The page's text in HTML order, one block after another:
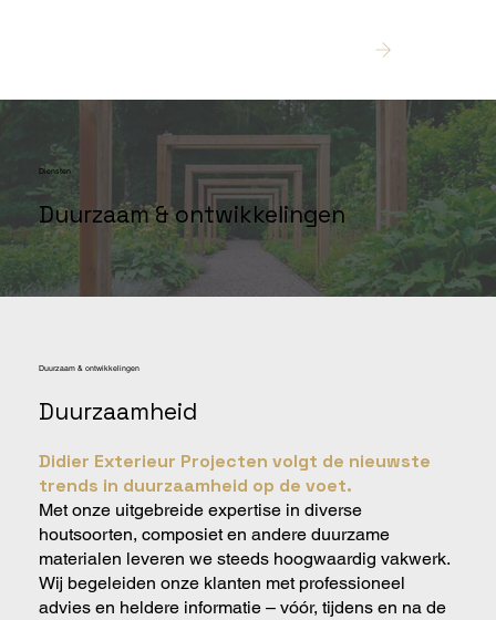
Diensten
Duurzaam & ontwikkelingen
Duurzaam & ontwikkelingen
Duurzaamheid
Didier Exterieur Projecten volgt de nieuwste
trends in duurzaamheid op de voet.
Met onze uitgebreide expertise in diverse
houtsoorten, composiet en andere duurzame
materialen leveren we steeds hoogwaardig vakwerk.
Wij begeleiden onze klanten met professioneel
advies en heldere informatie – vóór, tijdens en na de